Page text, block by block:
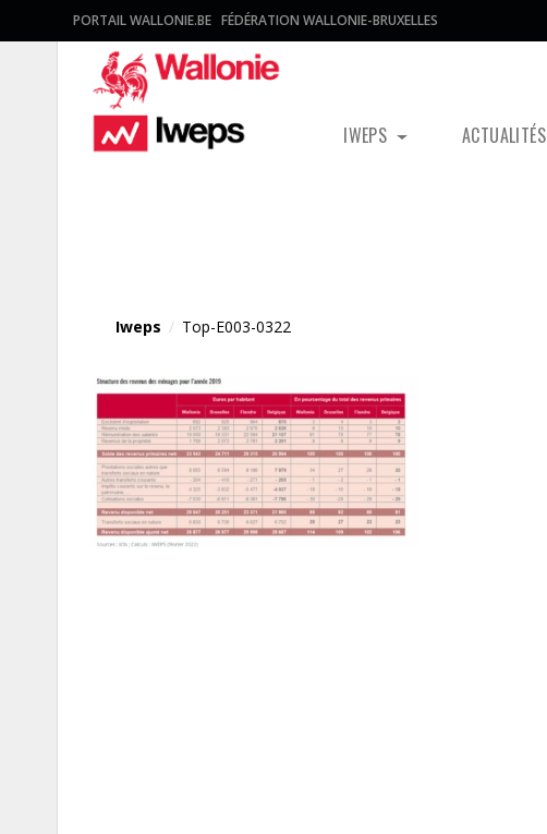
PORTAIL WALLONIE.BE FÉDÉRATION WALLONIE-BRUXELLES
IWEPS ACTUALITÉS
Iweps / Top-E003-0322